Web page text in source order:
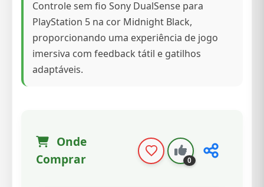
Controle sem fio Sony DualSense para
PlayStation 5 na cor Midnight Black,
proporcionando uma experiência de jogo
imersiva com feedback tátil e gatilhos
adaptáveis.
Onde
Comprar
0